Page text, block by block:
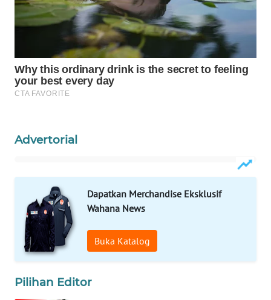
Advertorial
Dapatkan Merchandise Eksklusif
Wahana News
Buka Katalog
Pilihan Editor
WAHANA
DESA
LAPAK
WAHANA
Wahana
KONSUMEN
LISTRIK
KELISTRIKAN